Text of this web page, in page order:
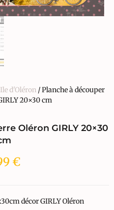
Ile d'Oléron/ Planche à découper
20×30 cm
Oléron GIRLY 20×30
€
décor GIRLY Oléron